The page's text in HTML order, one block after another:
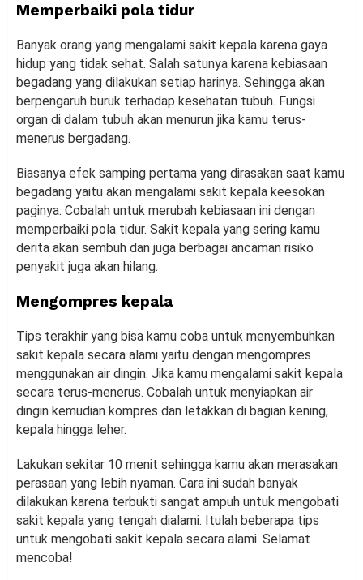
Memperbaiki pola tidur
Banyak orang yang mengalami sakit kepala karena gaya
hidup yang tidak sehat. Salah satunya karena kebiasaan
begadang yang dilakukan setiap harinya. Sehingga akan
berpengaruh buruk terhadap kesehatan tubuh. Fungsi
organ di dalam tubuh akan menurun jika kamu terus-
menerus bergadang.
Biasanya efek samping pertama yang dirasakan saat kamu
begadang yaitu akan mengalami sakit kepala keesokan
paginya. Cobalah untuk merubah kebiasaan ini dengan
memperbaiki pola tidur. Sakit kepala yang sering kamu
derita akan sembuh dan juga berbagai ancaman risiko
penyakit juga akan hilang.
Mengompres kepala
Tips terakhir yang bisa kamu coba untuk menyembuhkan
sakit kepala secara alami yaitu dengan mengompres
menggunakan air dingin. Jika kamu mengalami sakit kepala
secara terus-menerus. Cobalah untuk menyiapkan air
dingin kemudian kompres dan letakkan di bagian kening,
kepala hingga leher.
Lakukan sekitar 10 menit sehingga kamu akan merasakan
perasaan yang lebih nyaman. Cara ini sudah banyak
dilakukan karena terbukti sangat ampuh untuk mengobati
sakit kepala yang tengah dialami. Itulah beberapa tips
untuk mengobati sakit kepala secara alami. Selamat
mencoba!